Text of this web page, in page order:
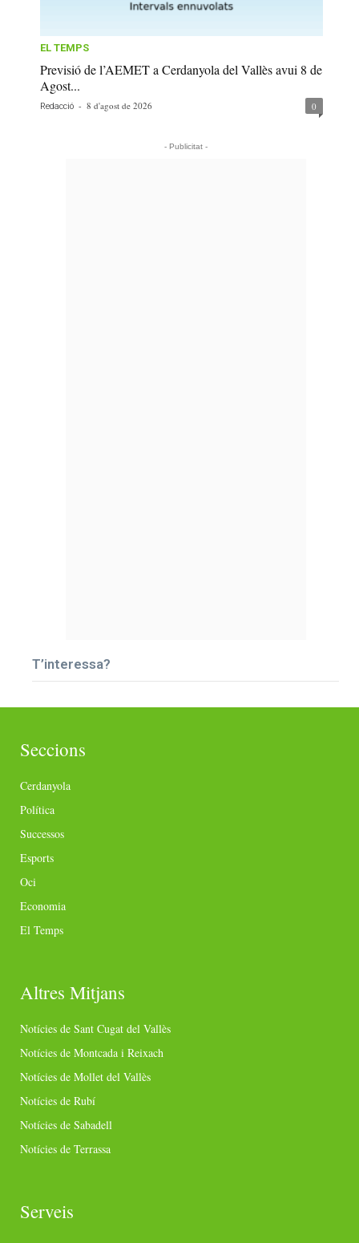
EL TEMPS
Previsió de l’AEMET a Cerdanyola del Vallès avui 8 de
Agost...
Redacció - 8 d'agost de 2026 0
- Publicitat -
T’interessa?
Seccions
Cerdanyola
Política
Successos
Esports
Oci
Economia
El Temps
Altres Mitjans
Notícies de Sant Cugat del Vallès
Notícies de Montcada i Reixach
Notícies de Mollet del Vallès
Notícies de Rubí
Notícies de Sabadell
Notícies de Terrassa
Serveis